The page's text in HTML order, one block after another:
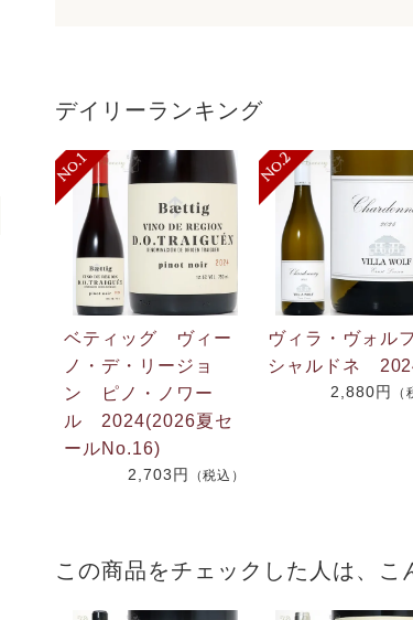
デイリーランキング
ベティッグ ヴィー
ノ・デ・リージョ
ン ピノ・ノワー
ル 2024(2026夏セ
ールNo.16)
2,703円 （税込）
ヴィラ・ヴォル
シャルドネ
2,880円 （
この商品をチェックした人は、